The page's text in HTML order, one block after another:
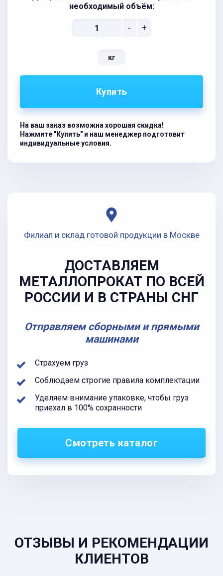
необходимый объём:
- +
кг
Купить
На ваш заказ возможна хорошая скидка!
Нажмите "Купить" и наш менеджер подготовит
индивидуальные условия.
Филиал и склад готовой продукции в Москве
ДОСТАВЛЯЕМ
МЕТАЛЛОПРОКАТ ПО ВСЕЙ
РОССИИ И В СТРАНЫ СНГ
Отправляем сборными и прямыми
машинами
Страхуем груз
Соблюдаем строгие правила комплектации
Уделяем внимание упаковке, чтобы груз
приехал в 100% сохранности
Смотреть каталог
ОТЗЫВЫ И РЕКОМЕНДАЦИИ
КЛИЕНТОВ